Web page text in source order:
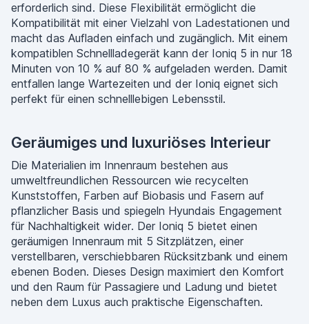
erforderlich sind. Diese Flexibilität ermöglicht die
Kompatibilität mit einer Vielzahl von Ladestationen und
macht das Aufladen einfach und zugänglich. Mit einem
kompatiblen Schnellladegerät kann der Ioniq 5 in nur 18
Minuten von 10 % auf 80 % aufgeladen werden. Damit
entfallen lange Wartezeiten und der Ioniq eignet sich
perfekt für einen schnelllebigen Lebensstil.
Geräumiges und luxuriöses Interieur
Die Materialien im Innenraum bestehen aus
umweltfreundlichen Ressourcen wie recycelten
Kunststoffen, Farben auf Biobasis und Fasern auf
pflanzlicher Basis und spiegeln Hyundais Engagement
für Nachhaltigkeit wider. Der Ioniq 5 bietet einen
geräumigen Innenraum mit 5 Sitzplätzen, einer
verstellbaren, verschiebbaren Rücksitzbank und einem
ebenen Boden. Dieses Design maximiert den Komfort
und den Raum für Passagiere und Ladung und bietet
neben dem Luxus auch praktische Eigenschaften.